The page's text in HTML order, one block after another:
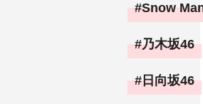
Snow
乃木坂46
日向坂46